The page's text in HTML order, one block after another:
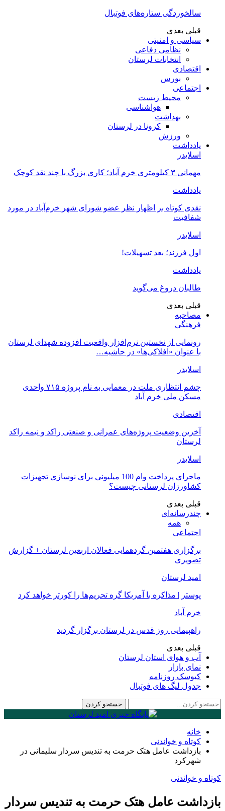
سالخوردگی ستاره‌های فوتبال
قبلی بعدی
سیاسی و امنیتی
نظامی دفاعی
انتخابات لرستان
اقتصادی
بورس
اجتماعی
محیط زیست
هواشناسی
بهداشت
کرونا در لرستان
ورزش
یادداشت
اسلایدر
مهمانی ۳ کیلومتری خرم آباد؛ کاری بزرگ با چند نقد کوچک
یادداشت
نقدی کوتاه بر اظهار نظر عضو شورای شهر خرم‌آباد در مورد
شفافیت
اسلایدر
اول فرزند؛ بعد تسهیلات!
یادداشت
طالبان دروغ می‌گوید
قبلی بعدی
مصاحبه
فرهنگی
رونمایی از نخستین نرم‌افزار واقعیت افزوده شهدای لرستان
با عنوان «افلاکی‌ها» در حاشیه…
اسلایدر
چشم انتظاری ملت در معمایی به نام پروژه ۷۱۵ واحدی
مسکن ملی خرم آباد
اقتصادی
آخرین وضعیت پروژه‌های عمرانی و صنعتی راکد و نیمه راکد
لرستان
اسلایدر
ماجرای پرداخت وام 100 میلیونی برای نوسازی تجهیزات
کشاورزان لرستانی چیست؟
قبلی بعدی
چندرسانه‌ای
همه
اجتماعی
برگزاری هفتمین گردهمایی فعالان اربعین لرستان + گزارش
تصویری
امید لرستان
پوستر | مذاکره با آمریکا گره تحریم‌ها را کورتر خواهد کرد
خرم آباد
راهپیمایی روز قدس در لرستان برگزار گردید
قبلی بعدی
آب و هوای استان لرستان
نمای بازار
کیوسک روزنامه
جدول لیگ های فوتبال
خانه
کوتاه و خواندنی
بازداشت عامل هتک حرمت به تندیس سردار سلیمانی در
شهرکرد
کوتاه و خواندنی
بازداشت عامل هتک حرمت به تندیس سردار